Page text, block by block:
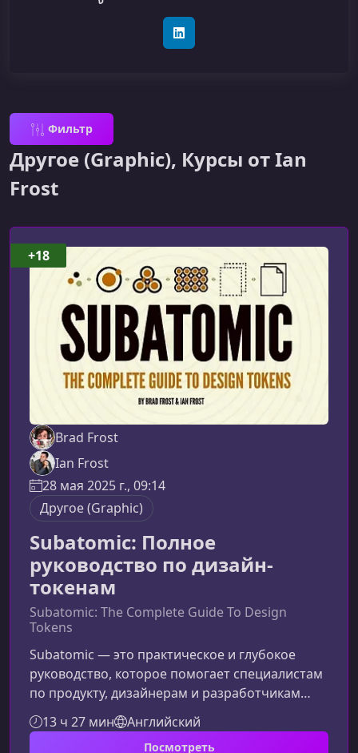
LinkedIn
Фильтр
Другое (Graphic), Курсы от Ian
Frost
Brad Frost
Ian Frost
28 мая 2025 г., 09:14
Другое (Graphic)
Subatomic: Полное
руководство по дизайн-
токенам
Subatomic: The Complete Guide To Design
Tokens
Subatomic — это практическое и глубокое
руководство, которое помогает специалистам
по продукту, дизайнерам и разработчикам
овладеть дизайн-токенами — фундаментом
современных дизайн-систем. Курс объясняет
13 ч 27 мин Английский
Посмотреть
+18